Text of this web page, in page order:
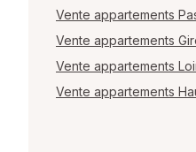
Vente appartements
Vente appartements
Vente appartements
Vente appartements